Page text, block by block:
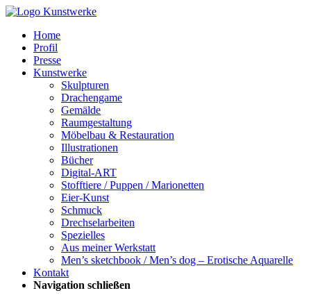
Home
Profil
Presse
Kunstwerke
Skulpturen
Drachengame
Gemälde
Raumgestaltung
Möbelbau & Restauration
Illustrationen
Bücher
Digital-ART
Stofftiere / Puppen / Marionetten
Eier-Kunst
Schmuck
Drechselarbeiten
Spezielles
Aus meiner Werkstatt
Men’s sketchbook / Men’s dog – Erotische Aquarelle
Kontakt
Navigation schließen